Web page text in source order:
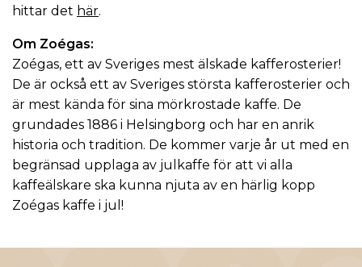
hittar det här.
Om Zoégas:
Zoégas, ett av Sveriges mest älskade kafferosterier!
De är också ett av Sveriges största kafferosterier och
är mest kända för sina mörkrostade kaffe. De
grundades 1886 i Helsingborg och har en anrik
historia och tradition. De kommer varje år ut med en
begränsad upplaga av julkaffe för att vi alla
kaffeälskare ska kunna njuta av en härlig kopp
Zoégas kaffe i jul!